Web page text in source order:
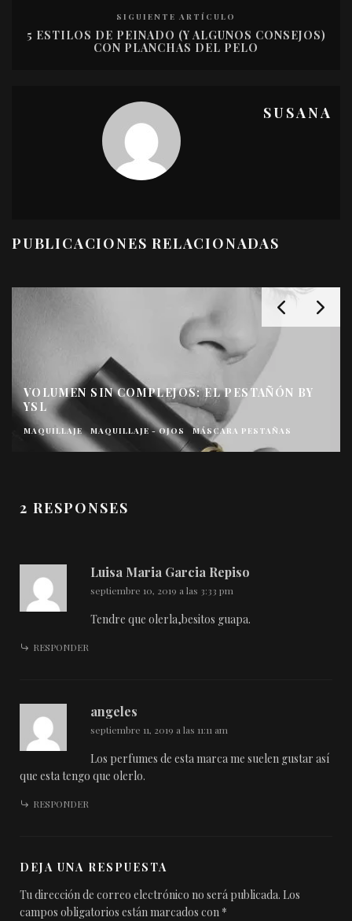
SIGUIENTE ARTÍCULO
5 ESTILOS DE PEINADO (Y ALGUNOS CONSEJOS)
CON PLANCHAS DEL PELO
SUSANA
PUBLICACIONES RELACIONADAS
YSL SATIN CRUSH: LA MIRADA MÁS SEXY DEL
VERANO
MAQUILLAJE MAQUILLAJE - OJOS SOMBRA DE OJOS
2 RESPONSES
Luisa Maria Garcia Repiso
septiembre 10, 2019 a las 3:33 pm
Tendre que olerla,besitos guapa.
RESPONDER
angeles
septiembre 11, 2019 a las 11:11 am
Los perfumes de esta marca me suelen gustar así
que esta tengo que olerlo.
RESPONDER
DEJA UNA RESPUESTA
Tu dirección de correo electrónico no será publicada. Los
campos obligatorios están marcados con *